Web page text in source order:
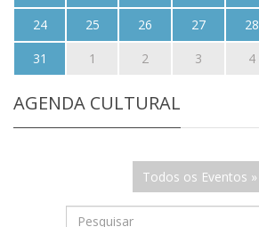
24
25 26 27 28
31
1 2 3 4
AGENDA CULTURAL
Todos os Eventos »